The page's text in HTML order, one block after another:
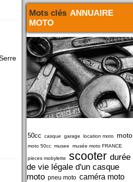
Mots clés ANNUAIRE
MOTO
50cc casque garage location moto moto
moto 50cc musee musée moto FRANCE
pieces mobylette scooter durée
de vie légale d'un casque
moto pneu moto caméra moto